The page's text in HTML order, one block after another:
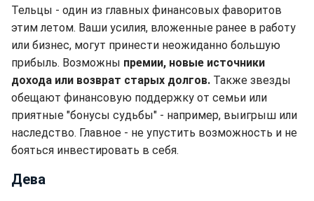
Тельцы - один из главных финансовых фаворитов
этим летом. Ваши усилия, вложенные ранее в работу
или бизнес, могут принести неожиданно большую
прибыль. Возможны премии, новые источники
дохода или возврат старых долгов. Также звезды
обещают финансовую поддержку от семьи или
приятные "бонусы судьбы" - например, выигрыш или
наследство. Главное - не упустить возможность и не
бояться инвестировать в себя.
Дева